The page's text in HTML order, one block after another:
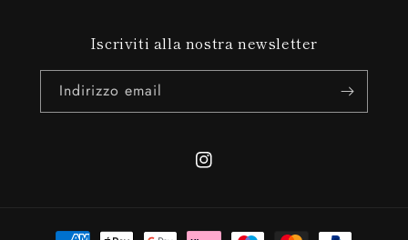
Iscriviti alla nostra newsletter
Indirizzo email
Instagram
Metodi